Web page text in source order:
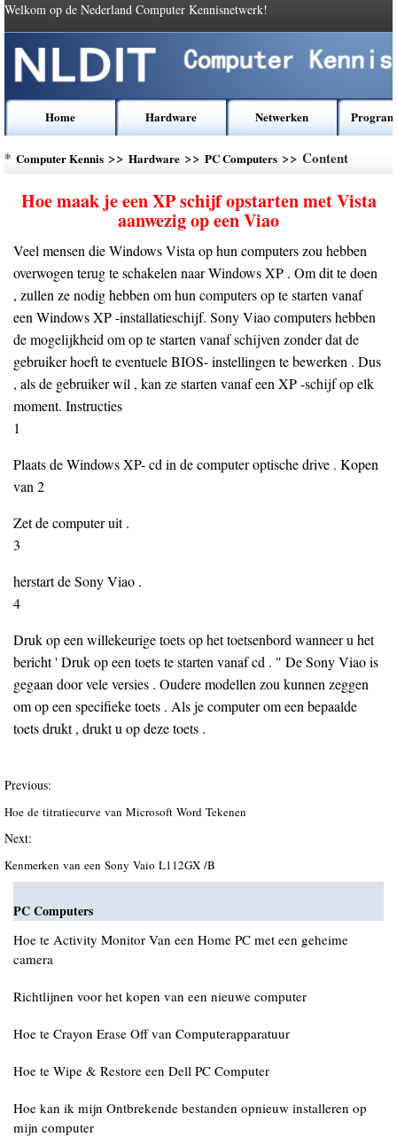
Welkom op de Nederland Computer Kennisnetwerk!
Home Hardware Netwerken
* Computer Kennis >> Hardware >> PC Computers >> Content
Hoe maak je een XP schijf opstarten met Vista
aanwezig op een Viao
Veel mensen die Windows Vista op hun computers zou hebben
overwogen terug te schakelen naar Windows XP . Om dit te doen
, zullen ze nodig hebben om hun computers op te starten vanaf
een Windows XP -installatieschijf. Sony Viao computers hebben
de mogelijkheid om op te starten vanaf schijven zonder dat de
gebruiker hoeft te eventuele BIOS- instellingen te bewerken . Dus
, als de gebruiker wil , kan ze starten vanaf een XP -schijf op elk
moment. Instructies
1
Plaats de Windows XP- cd in de computer optische drive . Kopen
van 2
Zet de computer uit .
3
herstart de Sony Viao .
4
Druk op een willekeurige toets op het toetsenbord wanneer u het
bericht ' Druk op een toets te starten vanaf cd . " De Sony Viao is
gegaan door vele versies . Oudere modellen zou kunnen zeggen
om op een specifieke toets . Als je computer om een bepaalde
toets drukt , drukt u op deze toets .
Previous:
Hoe de titratiecurve van Microsoft Word Tekenen
Next:
Kenmerken van een Sony Vaio L112GX /B
PC Computers
Hoe te Activity Monitor Van een Home PC met een geheime
camera
Richtlijnen voor het kopen van een nieuwe computer
Hoe te Crayon Erase Off van Computerapparatuur
Hoe te Wipe & Restore een Dell PC Computer
Hoe kan ik mijn Ontbrekende bestanden opnieuw installeren op
mijn computer